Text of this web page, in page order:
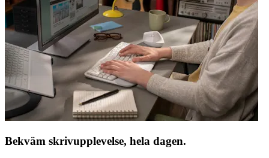
Bekväm skrivupplevelse, hela dagen.